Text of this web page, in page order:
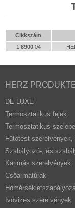
Cikkszám
1 890004
HERZ
DE LUXE
Termosztatikus fejek
Termosztatikus
Fűtőtest-
Szabályozó-, és
Karimás szerelvények
Csőarmatúrák
Ivóvizes szerelvények